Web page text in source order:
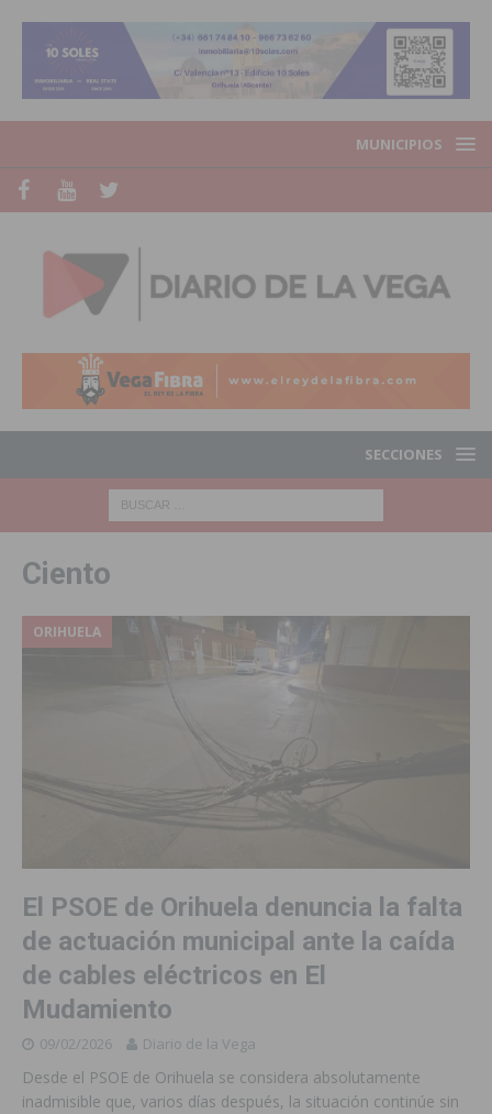
MUNICIPIOS
SECCIONES
Ciento
ORIHUELA
El PSOE de Orihuela denuncia la falta
de actuación municipal ante la caída
de cables eléctricos en El
Mudamiento
09/02/2026 Diario de la Vega
Desde el PSOE de Orihuela se considera absolutamente
inadmisible que, varios días después, la situación continúe sin